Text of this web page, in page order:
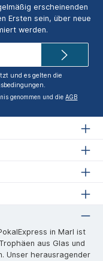
erscheinenden
Ersten sein, über neue
werden.
und es gelten die
.
genommen und dieAGB
in Marl ist
aus Glas und
Unser herausragender